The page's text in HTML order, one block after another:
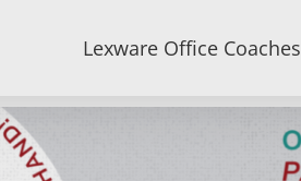
Lexware Office Coaches